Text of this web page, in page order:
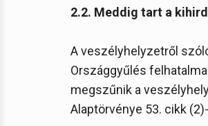
2.2. Meddig tart a
A veszélyhelyzetről
Országgyűlés
megszűnik a
Alaptörvénye 53. cikk